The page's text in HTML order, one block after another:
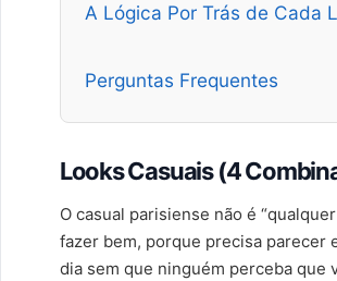
A Lógica Por Trás de Cada
Perguntas Frequentes
Looks Casuais (4
O casual parisiense não é
fazer bem, porque precisa parecer
dia sem que ninguém perceba que